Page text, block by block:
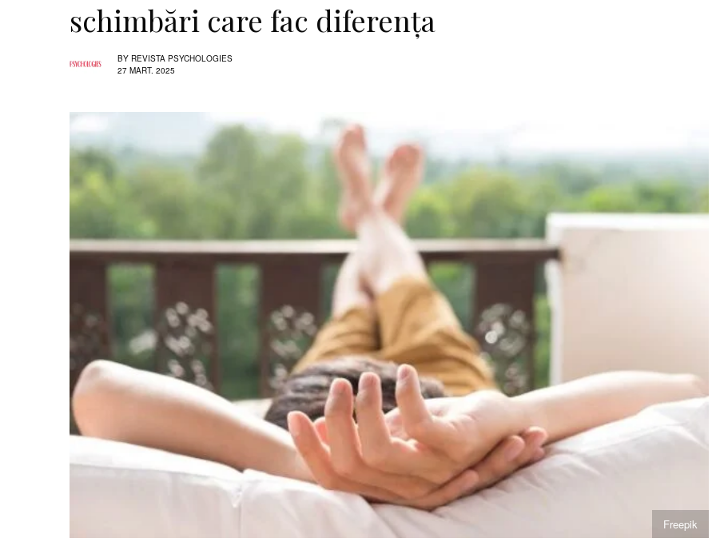
schimbări care fac diferența
BY REVISTA PSYCHOLOGIES
27 MART. 2025
Freepik